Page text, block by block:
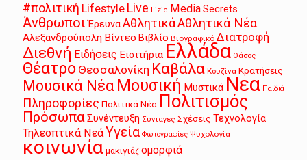
#πολιτική Lifestyle Live Lizie MediaSecrets
Άνθρωποι ΈρευναΑθλητικάΑθλητικά Νέα
Αλεξανδρούπολη Βίντεο Βιβλίο Βιογραφικό Διατροφή
Διεθνή Ειδήσεις Εισιτήρια Ελλάδα Θάσος
Θέατρο Θεσσαλονίκη Καβάλα Κουζίνα Κρατήσεις
Μουσικά Νέα Μουσική Μυστικά Νεα Παιδιά
Πληροφορίες Πολιτικά Νέα Πολιτισμός
ΠρόσωπαΣυνέντευξη Συνταγές Σχέσεις Τεχνολογία
Τηλεοπτικά ΝεάΥγεία Φωτογραφίες Ψυχολογία
κοινωνία μακιγιάζ ομορφιά